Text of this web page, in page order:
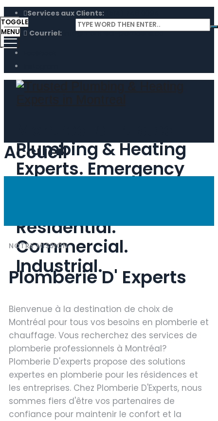
Services aux Clients:
Courriel: info@montreal-plomberie.ca
Plumbing & Heating
Experts. Emergency
Residential.
Commercial.
Industrial.
TOGGLE
MENU
Accueil
NOTRE MISSION
Plomberie D' Experts
Bienvenue à la destination de choix de
Montréal pour tous vos besoins en plomberie et
chauffage. Vous recherchez des services de
plomberie professionnels à Montréal?
Plomberie D'experts propose des solutions
expertes en plomberie pour les résidences et
les entreprises. Chez Plomberie D'Experts, nous
sommes fiers d'être vos partenaires de
confiance pour maintenir le confort et la